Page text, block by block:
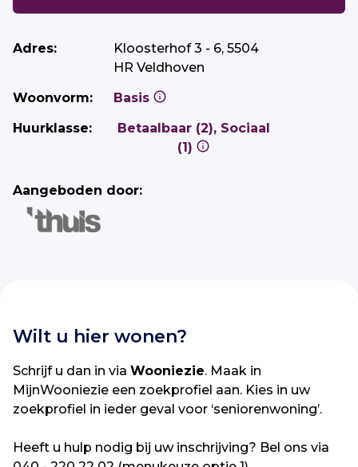
Adres:
Kloosterhof 3 - 6, 5504
HR Veldhoven
Woonvorm:
Basis
Huurklasse:
Betaalbaar (2), Sociaal
(1)
Aangeboden door:
Wilt u hier wonen?
Schrijf u dan in via Wooniezie. Maak in
MijnWooniezie een zoekprofiel aan. Kies in uw
zoekprofiel in ieder geval voor ‘seniorenwoning’.
Heeft u hulp nodig bij uw inschrijving? Bel ons via